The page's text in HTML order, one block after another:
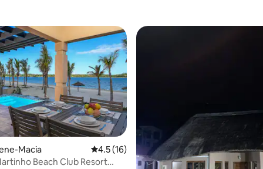
Macia Calificación promedio: 4.5 de 5, 16 reseñas
4.5 (16)
Beach Club Resort